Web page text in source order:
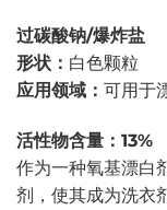
过碳酸钠/爆炸盐
形状： 白色颗粒
应用领域： 可用于
活性物含量：13%
作为一种氧基漂白
剂，使其成为洗衣